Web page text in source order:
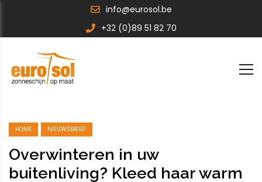
info@eurosol.be
+32 (0)89 51 82 70
HOME NIEUWSBRIEF
Overwinteren in uw
buitenliving? Kleed haar warm